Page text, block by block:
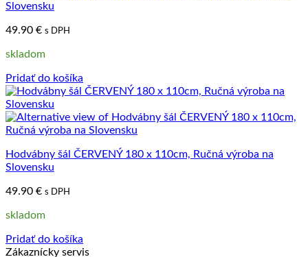
Slovensku
49.90 € s DPH
skladom
Pridať do košíka
Hodvábny šál ČERVENÝ 180 x 110cm, Ručná výroba na
Slovensku
49.90 € s DPH
skladom
Pridať do košíka
Zákaznícky servis